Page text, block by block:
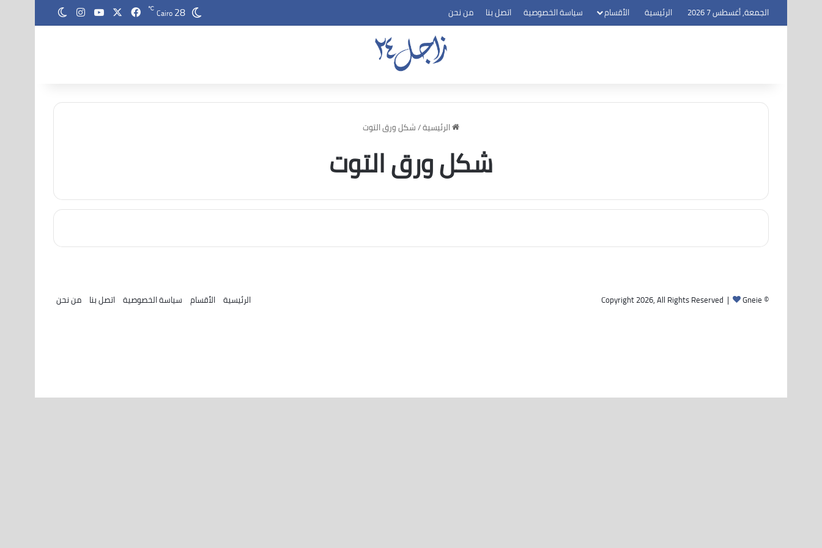
الجمعة, أغسطس 7 2026 الرئيسية الأقسام سياسة الخصوصية اتصل بنا من نحن Cairo28
℃ فيسبوك ‫YouTubeانستقرام
الرئيسية/شكل ورق التوت
شكل ورق التوت
© Copyright 2026, All Rights Reserved |
Gneie الرئيسية الأقسام سياسة الخصوصية اتصل بنا من نحن